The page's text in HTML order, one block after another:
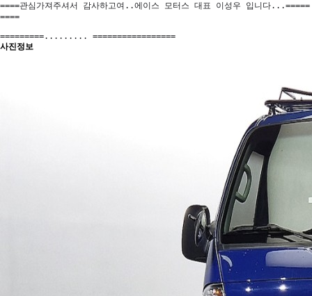
====관심가져주셔서 감사하고여..에이스 모터스 대표 이성우 입니다...=====
====
=========......... =================
사진정보